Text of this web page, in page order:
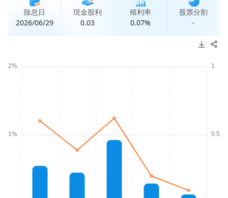
除息日
2026/06/29
現金股利
0.03
殖利率
0.07%
股票分割
-